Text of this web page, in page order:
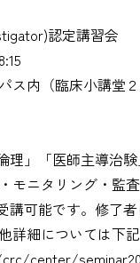
認定講習会
内（臨床小講堂２
理」「医師主導治
モニタリング・監
可能です。修了者
細については下記